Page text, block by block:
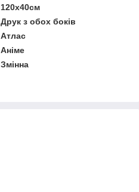
120х40см
Друк з обох боків
Атлас
Аніме
Змінна